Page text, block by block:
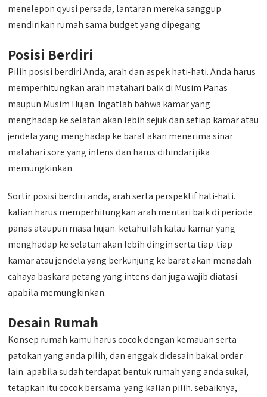
menelepon qyusi persada, lantaran mereka sanggup
mendirikan rumah sama budget yang dipegang
Posisi Berdiri
Pilih posisi berdiri Anda, arah dan aspek hati-hati. Anda harus
memperhitungkan arah matahari baik di Musim Panas
maupun Musim Hujan. Ingatlah bahwa kamar yang
menghadap ke selatan akan lebih sejuk dan setiap kamar atau
jendela yang menghadap ke barat akan menerima sinar
matahari sore yang intens dan harus dihindari jika
memungkinkan.
Sortir posisi berdiri anda, arah serta perspektif hati-hati.
kalian harus memperhitungkan arah mentari baik di periode
panas ataupun masa hujan. ketahuilah kalau kamar yang
menghadap ke selatan akan lebih dingin serta tiap-tiap
kamar atau jendela yang berkunjung ke barat akan menadah
cahaya baskara petang yang intens dan juga wajib diatasi
apabila memungkinkan.
Desain Rumah
Konsep rumah kamu harus cocok dengan kemauan serta
patokan yang anda pilih, dan enggak didesain bakal order
lain. apabila sudah terdapat bentuk rumah yang anda sukai,
tetapkan itu cocok bersama yang kalian pilih. sebaiknya,